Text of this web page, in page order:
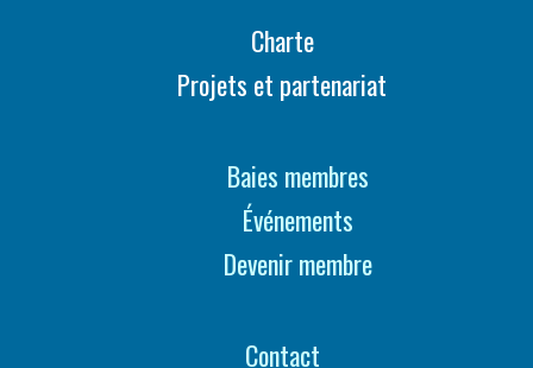
Charte
Projets et partenariat
Baies membres
Événements
Devenir membre
Contact